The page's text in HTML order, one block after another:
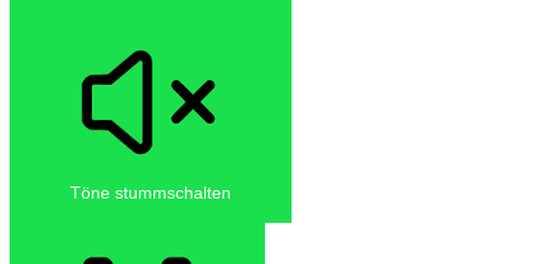
Töne stummschalten